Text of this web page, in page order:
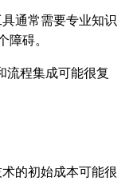
通常需要专业知识
碍。
流程集成可能很复
的初始成本可能很